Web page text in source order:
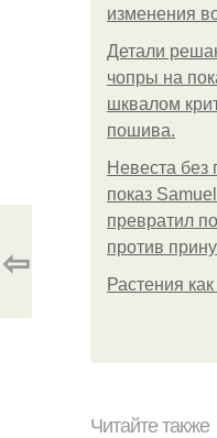
изменения
Детали
чопры на
шквалом
пошива.
Невеста без
показ
превратил
против
Растения
⇦
Читайте также